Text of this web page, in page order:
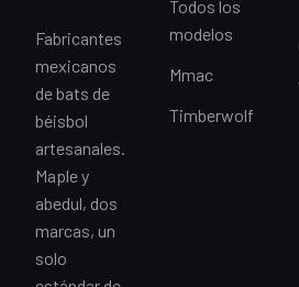
Fabricantes
mexicanos
de bats de
béisbol
artesanales.
Maple y
abedul, dos
marcas, un
solo
Todos los
modelos
Mmac
Timberwolf